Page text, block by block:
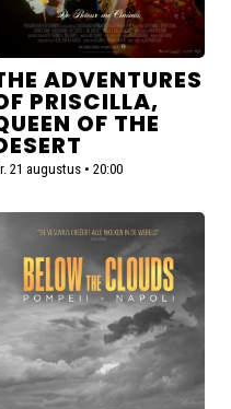
Desert
ADVENTURES
PRISCILLA,
OF THE
21 augustus • 20:00
voorstellingen
voor
Below